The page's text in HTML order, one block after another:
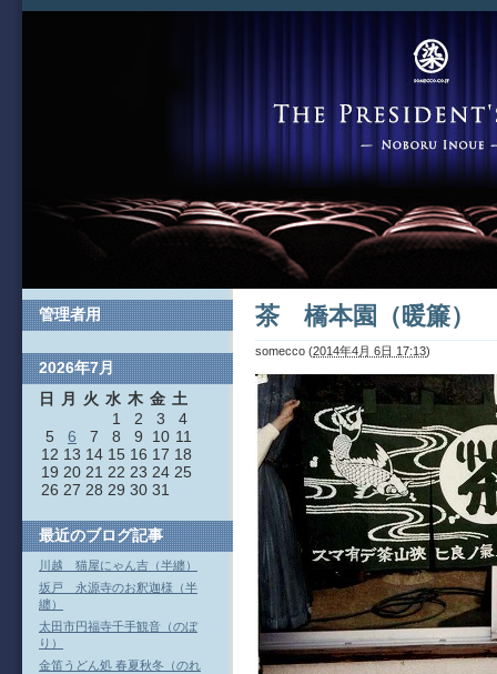
茶 橋本園（暖簾）
somecco (2014年4月 6日 17:13)
管理者用
2026年7月
日
月 火 水 木 金 土
1
2 3
4
5
6 7 8 9 10 11
12 13 14 15 16 17 18
19 20 21 22 23 24 25
26 27 28 29 30 31
最近のブログ記事
川越 猫屋にゃん吉（半纏）
坂戸 永源寺のお釈迦様（半
纏）
太田市円福寺千手観音（のぼ
り）
金笛うどん処 春夏秋冬（のれ